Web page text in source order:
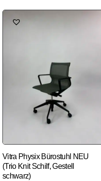
Vitra Physix Bürostuhl NEU
(Trio Knit Schilf, Gestell
schwarz)